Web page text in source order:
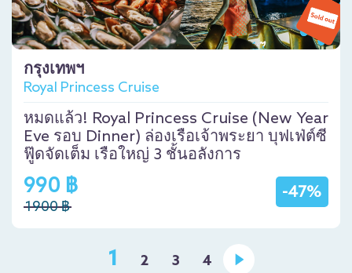
กรุงเทพฯ
Royal Princess Cruise
หมดแล้ว! Royal Princess Cruise (New Year
Eve รอบ Dinner) ล่องเรือเจ้าพระยา บุฟเฟ่ต์ซี
ฟู๊ดจัดเต็ม เรือใหญ่ 3 ชั้นอลังการ
-47%
990 ฿
1900 ฿
1 2 3 4